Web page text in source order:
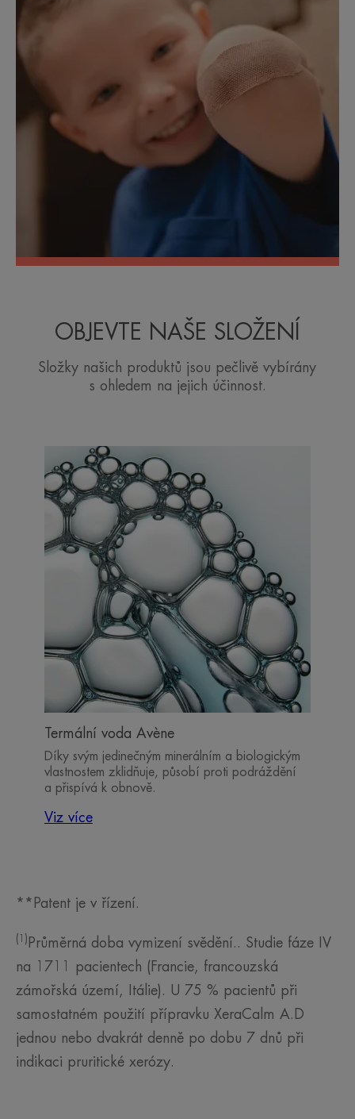
OBJEVTE NAŠE SLOŽENÍ
Složky našich produktů jsou pečlivě vybírány
s ohledem na jejich účinnost.
Termální voda Avène
Díky svým jedinečným minerálním a biologickým
vlastnostem zklidňuje, působí proti podráždění
a přispívá k obnově.
Viz více
**Patent je v řízení.
(1) Průměrná doba vymizení svědění.. Studie fáze IV
na 1711 pacientech (Francie, francouzská
zámořská území, Itálie). U 75 % pacientů při
samostatném použití přípravku XeraCalm A.D
jednou nebo dvakrát denně po dobu 7 dnů při
indikaci pruritické xerózy.